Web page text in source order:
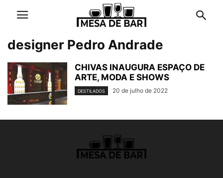
designer Pedro Andrade
CHIVAS INAUGURA ESPAÇO DE
ARTE, MODA E SHOWS
DESTILADOS 20 de julho de 2022